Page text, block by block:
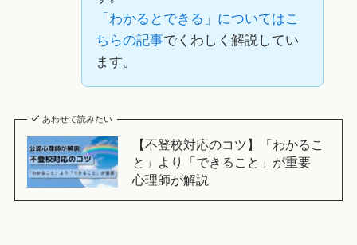
「わかるとできる」についてはこ
ちらの記事でくわしく解説してい
ます。
あわせて読みたい
【不登校対応のコツ】「わかるこ
と」より「できること」が重要
心理師が解説